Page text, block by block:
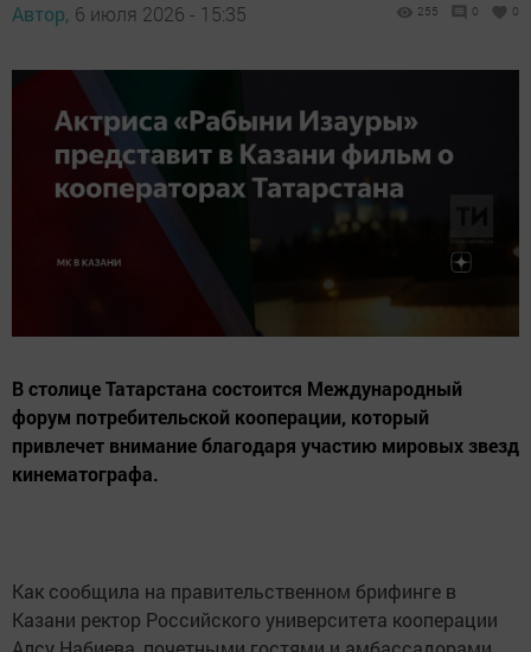
Автор, 6 июля 2026 - 15:35 255 0 0
В столице Татарстана состоится Международный
форум потребительской кооперации, который
привлечет внимание благодаря участию мировых звезд
кинематографа.
Как сообщила на правительственном брифинге в
Казани ректор Российского университета кооперации